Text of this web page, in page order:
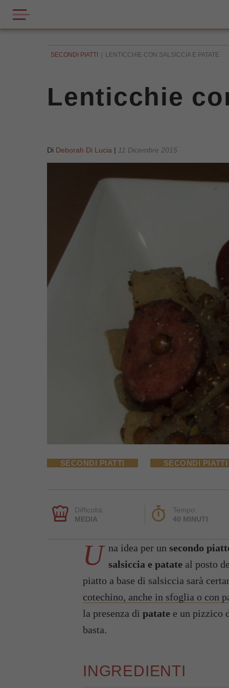
SECONDI PIATTI LENTICCHIE CON SALSICCIA E PATATE
Lenticchie
Di Deborah Di Lucia | 11 Dicembre 2015
SECONDI PIATTI SECONDI
Difficoltà:
MEDIA
Tempo:
40 MINUTI
U na idea per un secondo
salsiccia e patate al posto
piatto a base di salsiccia sarà
cotechino, anche in sfoglia o con
la presenza di patate e un pizzico
basta.
INGREDIENTI